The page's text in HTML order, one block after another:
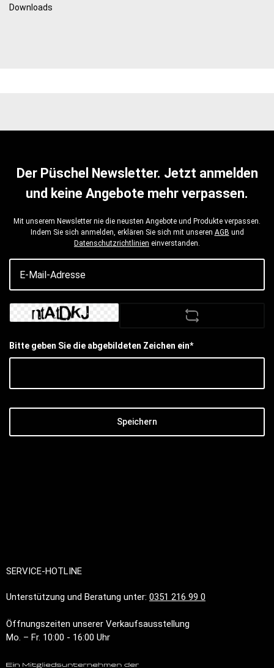
Downloads
Der Püschel Newsletter. Jetzt anmelden
und keine Angebote mehr verpassen.
Mit unserem Newsletter nie die neusten Angebote und Produkte verpassen.
Indem Sie sich anmelden, erklären Sie sich mit unseren AGB und
Datenschutzrichtlinien einverstanden.
Bitte geben Sie die abgebildeten Zeichen ein*
Speichern
SERVICE-HOTLINE
Unterstützung und Beratung unter: 0351 216 99 0
Öffnungszeiten unserer Verkaufsausstellung
Mo. – Fr. 10:00 - 16:00 Uhr